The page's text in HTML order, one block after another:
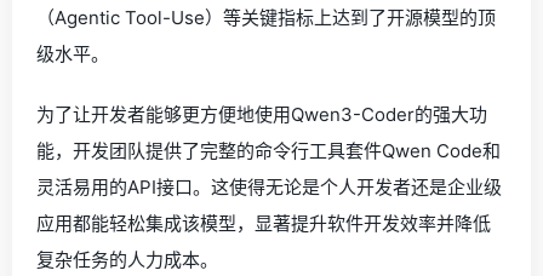
（Agentic Tool-Use）等关键指标上达到了开源模型的顶
级水平。
为了让开发者能够更方便地使用Qwen3-Coder的强大功
能，开发团队提供了完整的命令行工具套件Qwen Code和
灵活易用的API接口。这使得无论是个人开发者还是企业级
应用都能轻松集成该模型，显著提升软件开发效率并降低
复杂任务的人力成本。